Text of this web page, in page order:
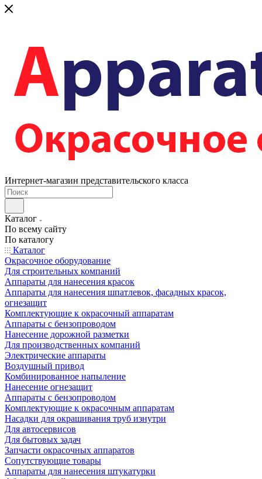
Интернет-магазин представительского класса
Каталог
По всему сайту
По каталогу
Каталог
Окрасочное оборудование
Для строительных компаний
Аппараты для нанесения красок
Аппараты для нанесения шпатлевок, фасадных красок,
огнезащит
Комплектующие к окрасочный аппаратам
Аппараты с бензопроводом
Нанесение дорожной разметки
Для производственных компаний
Электрические аппараты
Воздушный привод
Комбинированное напыление
Нанесение огнезащит
Аппараты с бензопроводом
Комплектующие к окрасочным аппаратам
Насадки для окрашивания труб изнутри
Для автосервисов
Для бытовых задач
Запчасти окрасочных аппаратов
Сопутствующие товары
Аппараты для нанесения штукатурки